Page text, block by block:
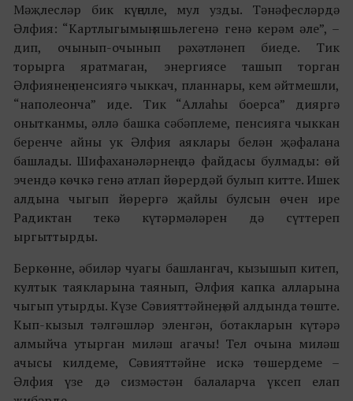
Мәҗлесләр бик күңелле, мул узды. Тәнәфесләрдә
Әлфия: “Картлыгымың яшьлегенә генә керәм әле”, –
дип, очынып-очынып рәхәтләнеп биеде. Тик
торырга яратмаган, энергиясе ташып торган
Әлфиянең пенсиягә чыккач, планнары, кем әйтмешли,
“наполеонча” иде. Тик “Аллаһы боерса” дияргә
онытканмы, әллә башка сәбәплеме, пенсияга чыккан
беренче айны ук Әлфия аяклары белән җәфалана
башлады. Шифаханәләрнең дә файдасы булмады: өй
эчендә көчкә генә атлап йөрердәй булып китте. Ишек
алдына чыгып йөрергә җайлы булсын өчен ире
Радиктан текә күтәрмәләрен дә сүттереп
ыргыттырды.
Беркөнне, әбиләр чуагы башлангач, кызышып китеп,
култык таякларына таянып, Әлфия капка алларына
чыгып утырды. Күзе Сәвияттәйнең, өй алдында төште.
Кып-кызыл тәлгәшләр эленгән, ботакларын күтәрә
алмыйча утырган миләш агачы! Тел очына миләш
ачысы килдеме, Сәвияттәйне искә төшердеме –
Әлфия үзе дә сизмәстән балаларча үксеп елап